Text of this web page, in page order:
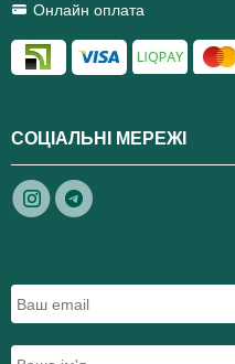
Онлайн оплата
СОЦІАЛЬНІ МЕРЕЖІ